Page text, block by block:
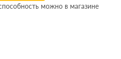
можно в магазине